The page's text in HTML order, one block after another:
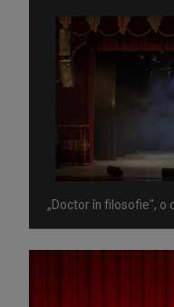
„Doctor în filosofie", o